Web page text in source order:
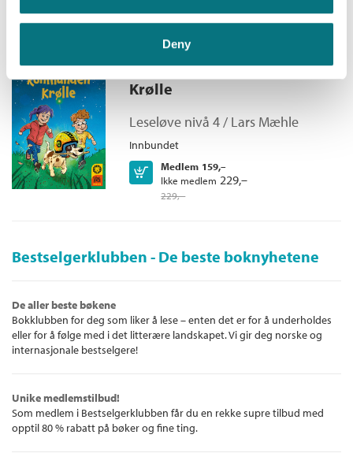
Deny
Leseløve nivå 4 - Romhunden
Krølle
Leseløve nivå 4 / Lars Mæhle
Innbundet
Medlem 159,–
Ikke medlem 229,–
229,–
Kjøp
Bestselgerklubben - De beste boknyhetene
De aller beste bøkene
Bokklubben for deg som liker å lese – enten det er for å underholdes
eller for å følge med i det litterære landskapet. Vi gir deg norske og
internasjonale bestselgere!
Unike medlemstilbud!
Som medlem i Bestselgerklubben får du en rekke supre tilbud med
opptil 80 % rabatt på bøker og fine ting.